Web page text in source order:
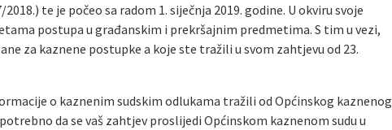
te je počeo sa radom 1. siječnja 2019. godine. U okviru svoje
postupa u građanskim i prekršajnim predmetima. S tim u vezi,
za kaznene postupke a koje ste tražili u svom zahtjevu od 23.
o kaznenim sudskim odlukama tražili od Općinskog kaznenog
da se vaš zahtjev proslijedi Općinskom kaznenom sudu u